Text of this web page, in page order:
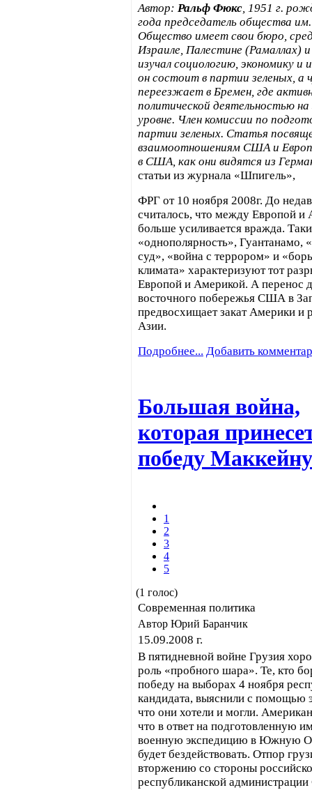
Автор: Ральф Фюкс, 1951 г.
года председатель общества им.
Общество имеет свои бюро,
Израиле, Палестине (Рамаллах)
изучал социологию, экономику
он состоит в партии зеленых, а
переезжает в Бремен, где
политической деятельностью на
уровне. Член комиссии по
партии зеленых. Статья
взаимоотношениям США и
в США, как они видятся из
статьи из журнала «Шпигель»,
ФРГ от 10 ноября 2008г. До
считалось, что между Европой и
больше усиливается вражда.
«однополярность»,
суд», «война с террором» и
климата» характеризуют тот
Европой и Америкой. А перенос
восточного побережья США в
предвосхищает закат Америки и
Азии.
Подробнее... Добавить
Большая война,
которая
победу Маккейну
1
2
3
4
5
(1 голос)
Современная политика
Автор Юрий Баранчик
15.09.2008 г.
В пятидневной войне Грузия
роль «пробного шара». Те, кто
победу на выборах 4 ноября
кандидата, выяснили с помощью
что они хотели и могли.
что в ответ на подготовленную
военную экспедицию в Южную
будет бездействовать. Отпор
вторжению со стороны
республиканской